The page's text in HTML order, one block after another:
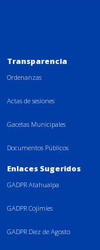
Transparencia
Ordenanzas
Actas de sesiones
Gacetas Municipales
Documentos Públicos
Enlaces Sugeridos
GADPR Atahualpa
GADPR Cojimíes
GADPR Diez de Agosto